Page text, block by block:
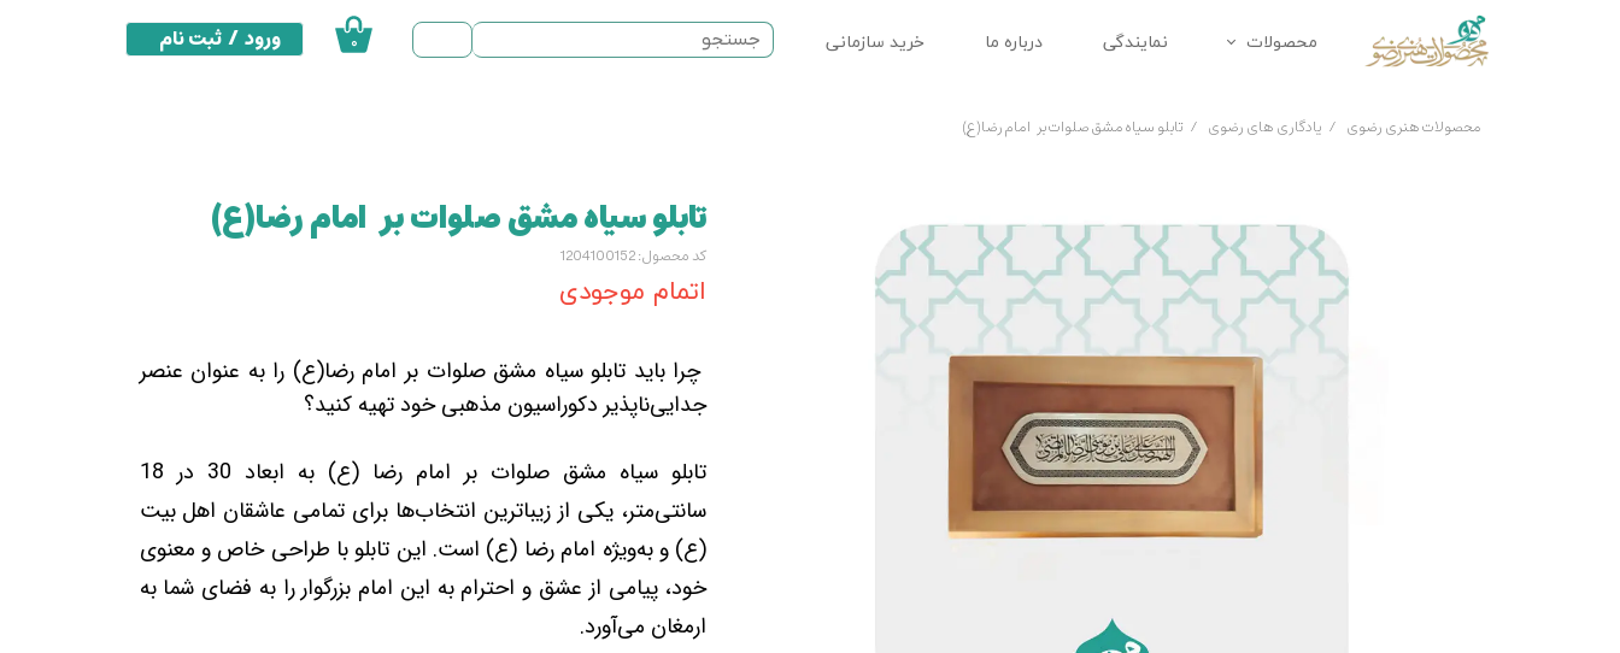
ورود/ثبت نام
خروج از حساب کاربری
۰ محصولات
تابلو
ملزومات نماز
نمایندگی درباره ما خرید سازمانی
محصولات هنری رضوی یادگاری های رضوی تابلو سیاه مشق صلوات بر امام رضا(ع)
تابلو سیاه مشق صلوات بر امام رضا(ع)
کد محصول: 1204100152
اتمام موجودی
چرا باید تابلو سیاه مشق صلوات بر امام رضا(ع) را به عنوان عنصر
جدایی‌ناپذیر دکوراسیون مذهبی خود تهیه کنید؟
تابلو سیاه مشق صلوات بر امام رضا (ع) به ابعاد 30 در 18
سانتی‌متر، یکی از زیباترین انتخاب‌ها برای تمامی عاشقان اهل بیت
(ع) و به‌ویژه امام رضا (ع) است. این تابلو با طراحی خاص و معنوی
خود، پیامی از عشق و احترام به این امام بزرگوار را به فضای شما به
ارمغان می‌آورد.